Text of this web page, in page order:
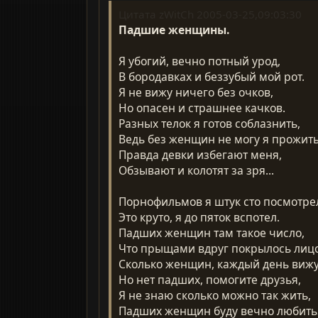
Падшие женщины.
Я убогий, вечно потный урод,
В бородавках и беззубый мой рот.
Я не вижу ничего без очков,
Но опасен и страшнее качков.
Разных телок я готов соблазнить,
Ведь без женщин не могу я
Правда девки избегают меня,
Обзывают и колотят за зря...
Порнофильмов я штук сто
Это круто, я до пяток вспотел.
Падших женщин там такое число,
Что прыщами вдруг покрылось
Сколько женщин, каждый день
Но нет падших, помогите друзья,
Я не знаю сколько можно так жить,
Падших женщин буду вечно